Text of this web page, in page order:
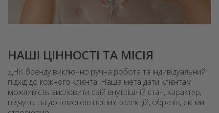
НАШІ ЦІННОСТІ ТА МІСІЯ
ДНК бренду виключно ручна робота та індивідуальний
підхід до кожного клієнта. Наша мета дати клієнтам
можливість висловити свій внутрішній стан, характер,
відчуття за допомогою наших колекцій, образів, які ми